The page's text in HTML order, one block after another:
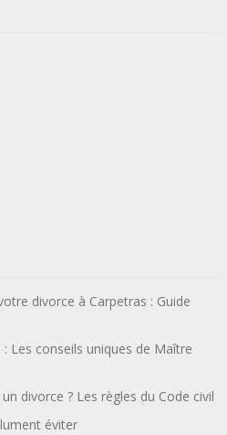
divorce à Carpetras : Guide
Les conseils uniques de Maître
divorce ? Les règles du Code civil
éviter